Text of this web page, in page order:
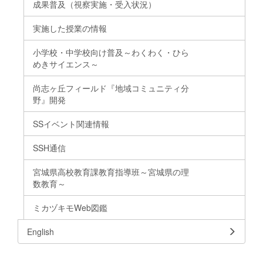
成果普及（視察実施・受入状況）
実施した授業の情報
小学校・中学校向け普及～わくわく・ひら
めきサイエンス～
尚志ヶ丘フィールド『地域コミュニティ分
野』開発
SSイベント関連情報
SSH通信
宮城県高校教育課教育指導班～宮城県の理
数教育～
ミカヅキモWeb図鑑
English